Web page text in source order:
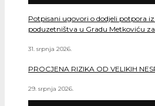
Potpisani ugovori o dodjeli potpora
poduzetništva u Gradu Metkoviću
31. srpnja 2026.
PROCJENA RIZIKA OD VELIKIH
29. srpnja 2026.